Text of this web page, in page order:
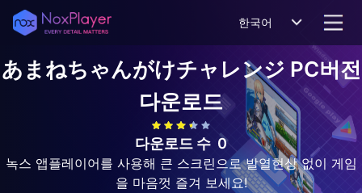
한국어
あまねちゃんがけチャレンジ PC버전
다운로드
다운로드 수 0
녹스 앱플레이어를 사용해 큰 스크린으로 발열현상 없이 게임
을 마음껏 즐겨 보세요!